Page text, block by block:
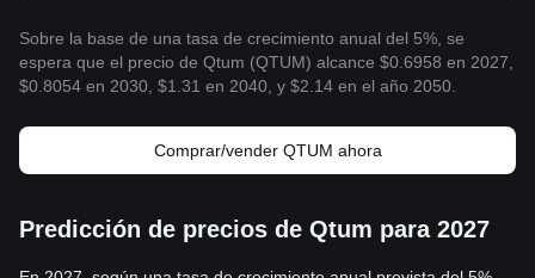
Sobre la base de una tasa de crecimiento anual del 5%, se
espera que el precio de Qtum (QTUM) alcance $0.6958 en 2027,
$0.8054 en 2030, $1.31 en 2040, y $2.14 en el año 2050.
Comprar/vender QTUM ahora
Predicción de precios de Qtum para 2027